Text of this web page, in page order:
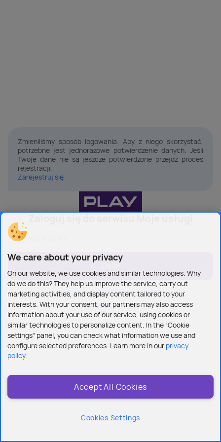
Zmieniliśmy sposób logowania. Aby z niego skorzystać,
potrzebne jest jednorazowe potwierdzenie danych. Jeśli
Twoje dane nie są jeszcze potwierdzone przejdź proces
rejestracji.
Zarejestruj się
Numer klienta
Gdzie znajdę Numer klienta?
Zarejestruj się
We care about your privacy
On our website, we use cookies and similar technologies. Why
do we do this? They help us improve the service, carry out
marketing activities, and display content tailored to your
interests. With your consent, our partners may also access
information about your use of our service, using cookies or
similar technologies to personalize content. In the “Cookie
settings” panel, you can check what information we use and
configure selected preferences. Learn more in our privacy
policy.
Accept All Cookies
Cookies Settings